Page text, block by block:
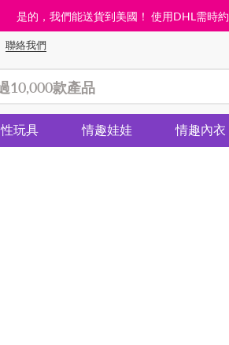
是的，我們能送貨到美國！ 使用DHL需時
聯絡我們
性玩具 情趣娃娃 情趣內衣